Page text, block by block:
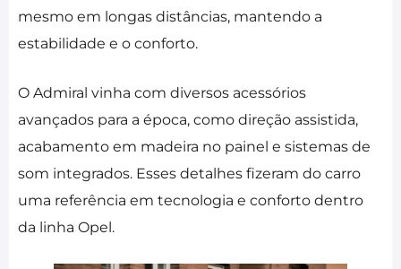
mesmo em longas distâncias, mantendo a
estabilidade e o conforto.
O Admiral vinha com diversos acessórios
avançados para a época, como direção assistida,
acabamento em madeira no painel e sistemas de
som integrados. Esses detalhes fizeram do carro
uma referência em tecnologia e conforto dentro
da linha Opel.